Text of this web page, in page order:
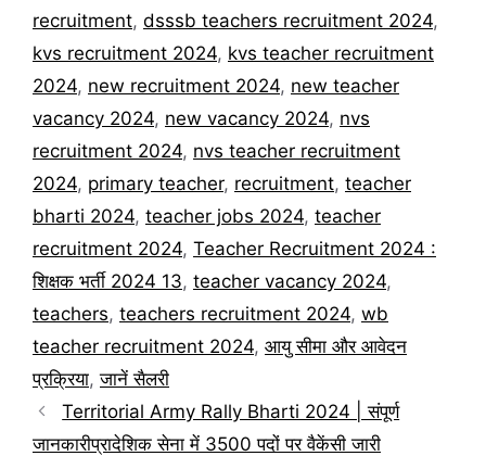
recruitment, dsssb teachers recruitment 2024,
kvs recruitment 2024, kvs teacher recruitment
2024, new recruitment 2024, new teacher
vacancy 2024, new vacancy 2024, nvs
recruitment 2024, nvs teacher recruitment
2024, primary teacher, recruitment, teacher
bharti 2024, teacher jobs 2024, teacher
recruitment 2024, Teacher Recruitment 2024 :
शिक्षक भर्ती 2024 13, teacher vacancy 2024,
teachers, teachers recruitment 2024, wb
teacher recruitment 2024, आयु सीमा और आवेदन
प्रक्रिया,जानें सैलरी
Territorial Army Rally Bharti 2024 | संपूर्ण
जानकारीप्रादेशिक सेना में 3500 पदों पर वैकेंसी जारी